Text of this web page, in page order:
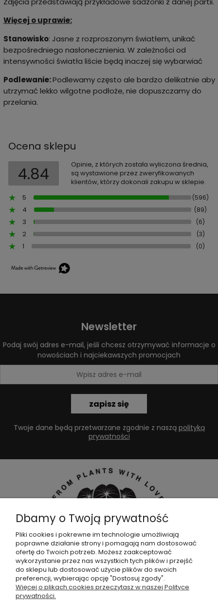
Więcej o uprawie:
Stanowisko: Jasne z rozproszonym światłem, unikać
bezpośredniego nasłonecznienia. W zależności od
intensywności światła liście będą inaczej się wybarwiać
Podlewanie:Podlewamy często ale bardzo delikatnie aby
utrzymać lekko wilgotne podłoże, nie dopuszczamy do
przelania.
Ocena sklepu
4.84
Opinie, z których została wyliczona średnia,
są wystawione przez zweryfikowanych
klientów, którzy dokonali zakupu w sklepie.
5
(596)
4 (89)
3 (6)
2 (3)
1 (0)
Newsletter
Podaj swój adres e-mail, jeśli chcesz otrzymywać informacje o
nowościach i najciekawszych promocjach
zapisz się
Twoje dane będą przetwarzane zgodnie z naszą polityką
prywatności
Dołącz do naszejgrupy facebookowej !
POMOC
Dbamy o Twoją prywatność
Pliki cookies i pokrewne im technologie umożliwiają
poprawne działanie strony i pomagają nam dostosować
ofertę do Twoich potrzeb. Możesz zaakceptować
wykorzystanie przez nas wszystkich tych plików i przejść
do sklepu lub dostosować użycie plików do swoich
preferencji, wybierając opcję "Dostosuj zgody".
Więcej o plikach cookies przeczytasz w naszej Polityce
prywatności.